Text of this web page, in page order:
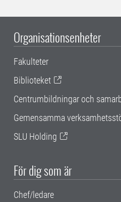
Organisationsenheter
Fakulteter
Biblioteket
Centrumbildningar och
Gemensamma
SLU Holding
För dig som är
Chef/ledare